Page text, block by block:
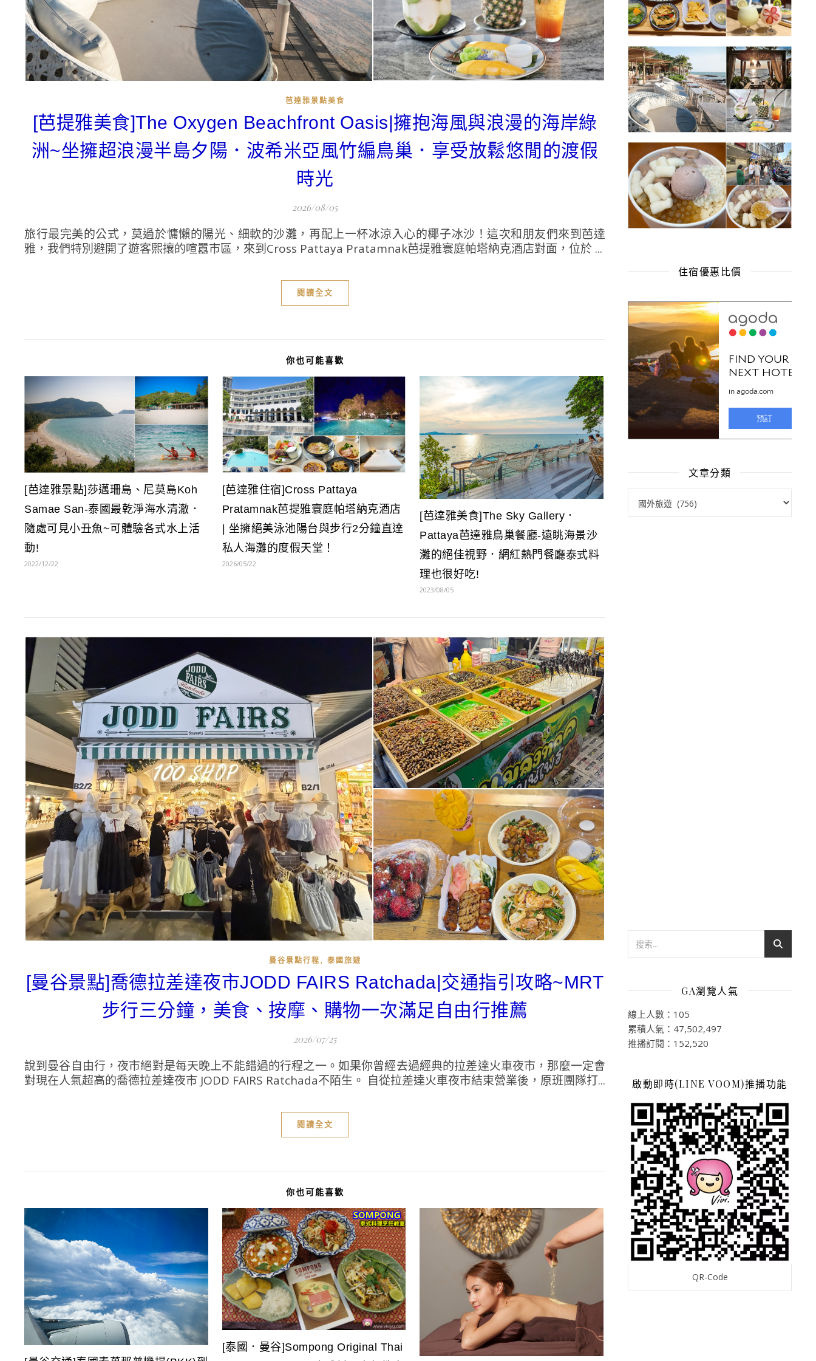
芭達雅景點美食
[芭提雅美食]The Oxygen Beachfront Oasis|擁抱海風與浪漫的海岸綠
洲~坐擁超浪漫半島夕陽．波希米亞風竹編鳥巢．享受放鬆悠閒的渡假
時光
2026/08/05
旅行最完美的公式，莫過於慵懶的陽光、細軟的沙灘，再配上一杯冰涼入心的椰子冰沙！這次和朋友們來到芭達
雅，我們特別避開了遊客熙攘的喧囂市區，來到Cross Pattaya Pratamnak芭提雅寰庭帕塔納克酒店對面，位於 ...
閱讀全文
你也可能喜歡
[芭達雅景點]莎邁珊島、尼莫島Koh
Samae San-泰國最乾淨海水清澈．
隨處可見小丑魚~可體驗各式水上活
動!
2022/12/22
[芭達雅住宿]Cross Pattaya
Pratamnak芭提雅寰庭帕塔納克酒店
| 坐擁絕美泳池陽台與步行2分鐘直達
私人海灘的度假天堂！
2026/05/22
[芭達雅美食]The Sky Gallery．
Pattaya芭達雅鳥巢餐廳-遠眺海景沙
灘的絕佳視野．網紅熱門餐廳泰式料
理也很好吃!
2023/08/05
曼谷景點行程 , 泰國旅遊
[曼谷景點]喬德拉差達夜市JODD FAIRS Ratchada|交通指引攻略~MRT
步行三分鐘，美食、按摩、購物一次滿足自由行推薦
2026/07/25
說到曼谷自由行，夜市絕對是每天晚上不能錯過的行程之一。如果你曾經去過經典的拉差達火車夜市，那麼一定會
對現在人氣超高的喬德拉差達夜市 JODD FAIRS Ratchada不陌生。 自從拉差達火車夜市結束營業後，原班團隊打...
閱讀全文
你也可能喜歡
[泰國．曼谷]Sompong Original Thai
住宿優惠比價
文章分類
GA瀏覽人氣
線上人數：105
累積人氣：47,502,497
推播訂閱：152,520
啟動即時(LINE VOOM)推播功能
QR-Code